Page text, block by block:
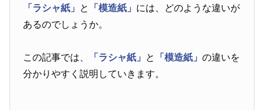
「ラシャ紙」 と 「模造紙」 には、どのような違いが
あるのでしょうか。
この記事では、 「ラシャ紙」 と 「模造紙」の違いを
分かりやすく説明していきます。